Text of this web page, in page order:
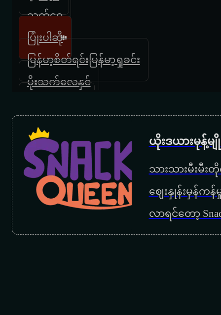
သက်၀ေ
ပြုံးပါဆို
မြန်မာ့စိတ်ရင်းမြန်မာ့ရှုခင်း
မိုးသက်လေနှင်
ယိုးဒယားမုန့်
သားသားမီးမီး
ဈေးနှုန်းမှန်က
လာရင်တော့